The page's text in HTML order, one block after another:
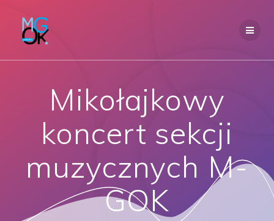
Mikołajkowy
koncert sekcji
muzycznych M-
GOK